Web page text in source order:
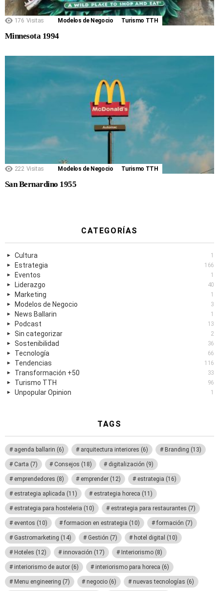
176 Visitas Modelos de Negocio Turismo TTH
Minnesota 1994
222 Visitas Modelos de Negocio Turismo TTH
San Bernardino 1955
CATEGORÍAS
Cultura 1
Estrategia 166
Eventos 1
Liderazgo 40
Marketing 1
Modelos de Negocio 3
News Ballarin 1
Podcast 13
Sin categorizar 2
Sostenibilidad 36
Tecnología 66
Tendencias 116
Transformación +50 33
Turismo TTH 96
Unpopular Opinion 1
TAGS
agenda ballarin (6) arquitectura interiores (6) Branding (13)
Carta (7) Consejos (18) digitalización (9)
emprendedores (8) emprender (12) estrategia (16)
estrategia aplicada (11) estrategia horeca (11)
estrategia para hosteleria (10) estrategia para restaurantes (7)
eventos (10) formacion en estrategia (10) formación (7)
Gastromarketing (14) Gestión (7) hotel digital (10)
Hoteles (12) innovación (17) Interiorismo (8)
interiorismo de autor (6) interiorismo para horeca (6)
Menu engineering (7) negocio (6) nuevas tecnologías (6)